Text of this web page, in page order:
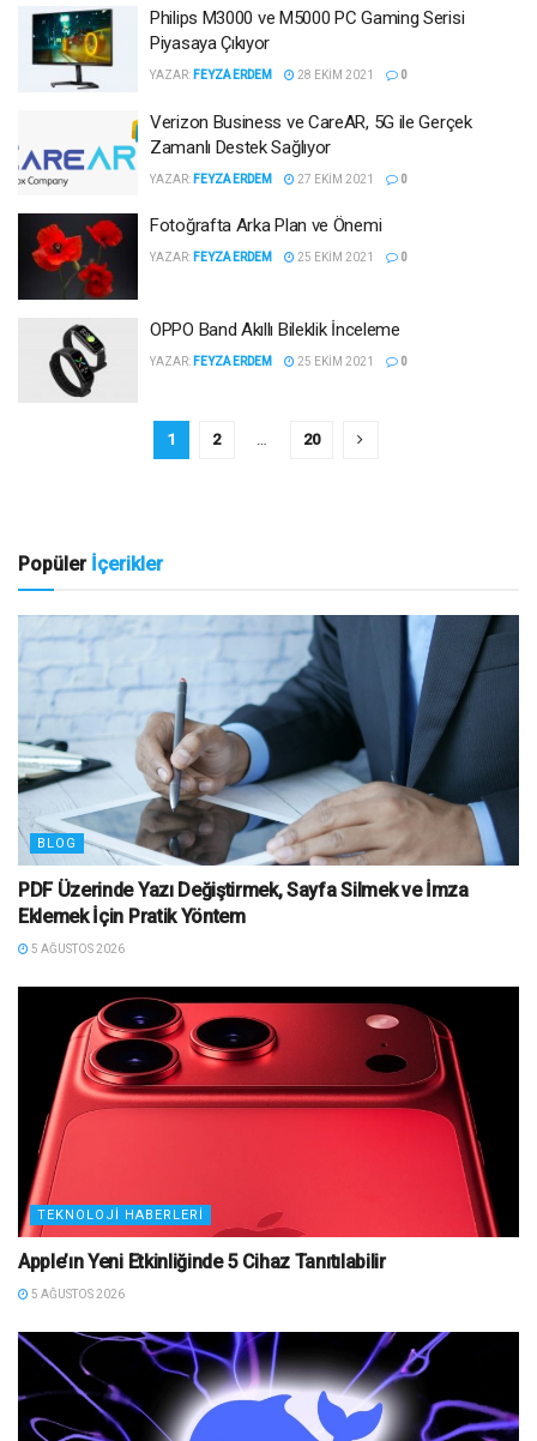
Philips M3000 ve M5000 PC Gaming Serisi
Piyasaya Çıkıyor
YAZAR: FEYZA ERDEM 28 EKIM 2021 0
Verizon Business ve CareAR, 5G ile Gerçek
Zamanlı Destek Sağlıyor
YAZAR: FEYZA ERDEM 27 EKIM 2021 0
Fotoğrafta Arka Plan ve Önemi
YAZAR: FEYZA ERDEM 25 EKIM 2021 0
OPPO Band Akıllı Bileklik İnceleme
YAZAR: FEYZA ERDEM 25 EKIM 2021 0
1 2 … 20
Popüler İçerikler
BLOG
PDF Üzerinde Yazı Değiştirmek, Sayfa Silmek ve İmza
Eklemek İçin Pratik Yöntem
5 AĞUSTOS 2026
TEKNOLOJI HABERLERI
Apple’ın Yeni Etkinliğinde 5 Cihaz Tanıtılabilir
5 AĞUSTOS 2026